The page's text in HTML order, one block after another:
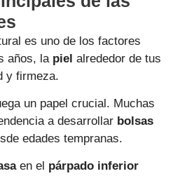
es uno de los factores
años, la piel alrededor de tus
y firmeza.
un papel crucial. Muchas
a desarrollar bolsas
edades tempranas.
en el párpado inferior